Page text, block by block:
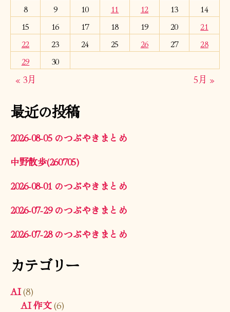
8
9 10 11 12 13
14
15
16 17 18 19 20
21
22
23 24 25 26 27
28
29
30
« 3月 5月 »
最近の投稿
2026-08-05 のつぶやきまとめ
中野散歩(260705)
2026-08-01 のつぶやきまとめ
2026-07-29 のつぶやきまとめ
2026-07-28 のつぶやきまとめ
カテゴリー
AI(8)
AI 作文(6)